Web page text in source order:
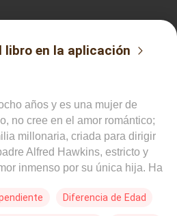
libro en la aplicación
años y es una mujer de
no cree en el amor romántico;
millonaria, criada para dirigir
Alfred Hawkins, estricto y
inmenso por su única hija. Ha
asociarse en negocios con
Diferencia de Edad